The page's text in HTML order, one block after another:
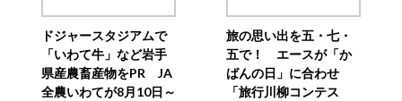
ドジャースタジアムで
「いわて牛」など岩手
県産農畜産物をPR JA
全農いわてが8月10日～
旅の思い出を五・七・
五で！ エースが「か
ばんの日」に合わせ
「旅行川柳コンテス